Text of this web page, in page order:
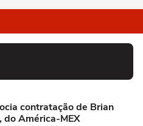
contratação de Brian
do América-MEX